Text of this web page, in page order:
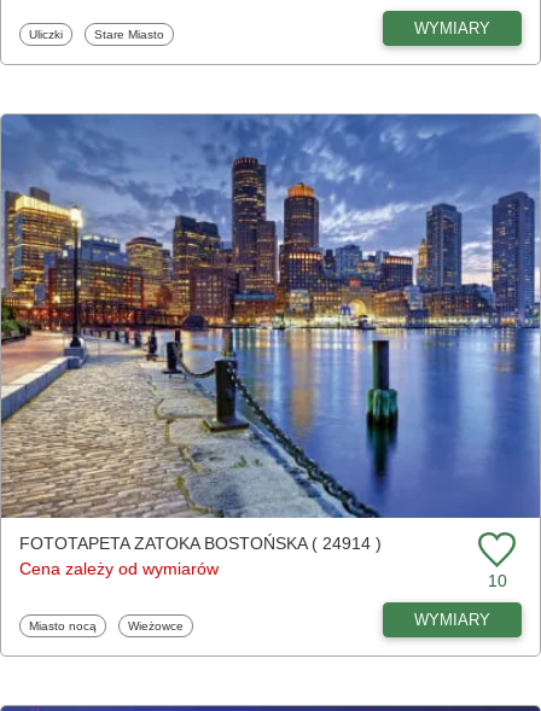
Fototapety
Uliczki Fototapety
Stare Miasto WYMIARY
FOTOTAPETA ZATOKA BOSTOŃSKA ( 24914 )
Cena zależy od wymiarów
10
Fototapety
Miasto nocą Fototapety
Wieżowce WYMIARY